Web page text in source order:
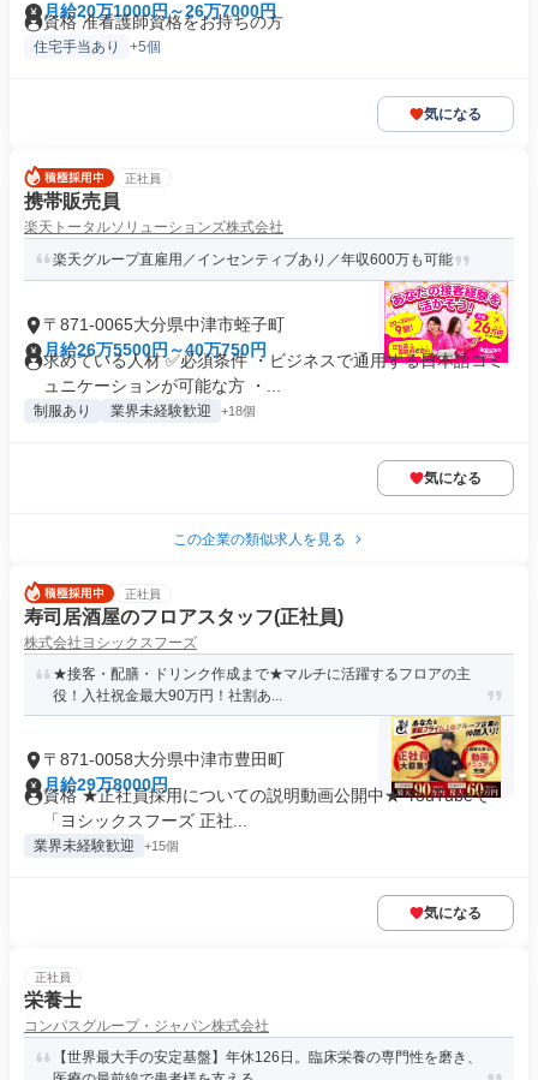
月給20万1000円～26万7000円
資格 准看護師資格をお持ちの方
住宅手当あり +5個
気になる
正社員
携帯販売員
楽天トータルソリューションズ株式会社
楽天グループ直雇用／インセンティブあり／年収600万も可能
〒871-0065大分県中津市蛭子町
月給26万5500円～40万750円
求めている人材 ✅必須条件 ・ビジネスで通用する日本語コミ
ュニケーションが可能な方 ・...
制服あり 業界未経験歓迎 +18個
気になる
この企業の類似求人を見る
正社員
寿司居酒屋のフロアスタッフ(正社員)
株式会社ヨシックスフーズ
★接客・配膳・ドリンク作成まで★マルチに活躍するフロアの主
役！入社祝金最大90万円！社割あ...
〒871-0058大分県中津市豊田町
月給29万8000円
資格 ★正社員採用についての説明動画公開中★ YouTubeで
「ヨシックスフーズ 正社...
業界未経験歓迎 +15個
気になる
正社員
栄養士
コンパスグループ・ジャパン株式会社
【世界最大手の安定基盤】年休126日。臨床栄養の専門性を磨き、